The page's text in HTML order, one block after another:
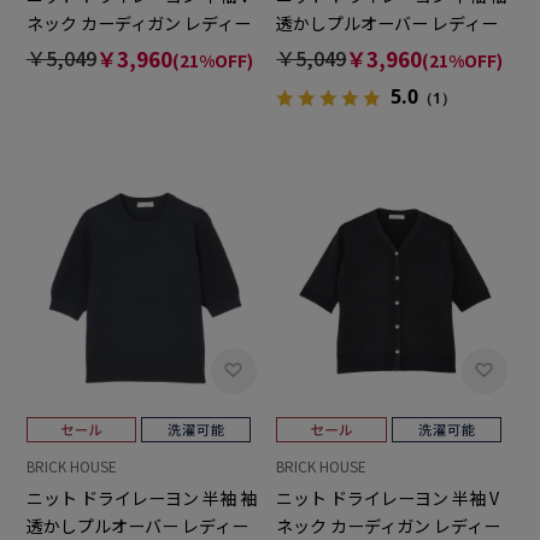
ネック カーディガン レディー
ス
￥5,049￥3,960(21%OFF)
透かしプルオーバー レディー
ス
￥5,049￥3,960(21%OFF)
5.0 （1）
BRICK HOUSE
ニット ドライレーヨン 半袖 袖
透かしプルオーバー レディー
BRICK HOUSE
ニット ドライレーヨン 半袖 V
ネック カーディガン レディー